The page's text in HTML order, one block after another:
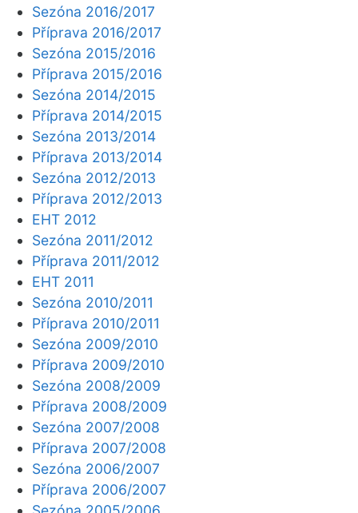
Sezóna 2016/2017
Příprava 2016/2017
Sezóna 2015/2016
Příprava 2015/2016
Sezóna 2014/2015
Příprava 2014/2015
Sezóna 2013/2014
Příprava 2013/2014
Sezóna 2012/2013
Příprava 2012/2013
EHT 2012
Sezóna 2011/2012
Příprava 2011/2012
EHT 2011
Sezóna 2010/2011
Příprava 2010/2011
Sezóna 2009/2010
Příprava 2009/2010
Sezóna 2008/2009
Příprava 2008/2009
Sezóna 2007/2008
Příprava 2007/2008
Sezóna 2006/2007
Příprava 2006/2007